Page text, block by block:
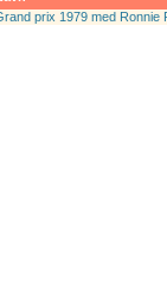
prix 1979 med Ronnie